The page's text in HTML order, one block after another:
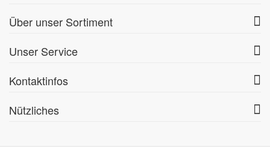
Über unser Sortiment
Unser Service
Kontaktinfos
Nützliches